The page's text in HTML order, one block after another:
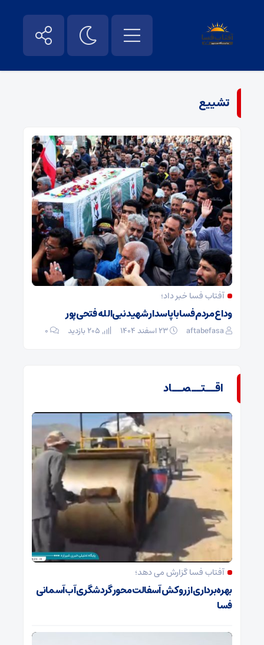
تشییع
آفتاب فسا خبر داد؛
وداع مردم فسا با پاسدار شهید نبی‌الله فتحی‌پور
aftabefasa ۰
اقــتــصــاد
آفتاب فسا گزارش می دهد؛
بهره‌برداری از روکش آسفالت محور گردشگری آب‌آسمانی
فسا